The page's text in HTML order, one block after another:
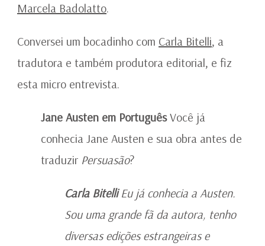
Marcela Badolatto.
Conversei um bocadinho com Carla Bitelli, a
tradutora e também produtora editorial, e fiz
esta micro entrevista.
Jane Austen em PortuguêsVocê já
conhecia Jane Austen e sua obra antes de
traduzir Persuasão?
Carla BitelliEu já conhecia a Austen.
Sou uma grande fã da autora, tenho
diversas edições estrangeiras e